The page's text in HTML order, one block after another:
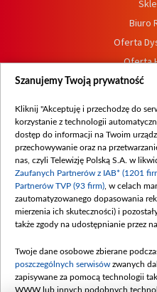
Biuro
Oferta
Oferta
Procedura
Szanujemy Twoją prywatność
Kliknij "Akceptuję i przechodzę do
korzystanie z technologii
dostęp do informacji na Twoim
przechowywanie oraz na
nas, czyli Telewizję Polską S.A. w
Zaufanych Partnerów z IAB* (1201
Partnerów TVP (93 firm) , w celach
zautomatyzowanego dopasowania
mierzenia ich skuteczności) i
także zgody na udostępnianie przez
Twoje dane osobowe zbierane
poszczególnych serwisów zwanych
zapisywane za pomocą technologii
WWW lub innych podobnych